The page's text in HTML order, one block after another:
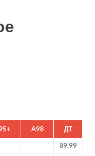
A98 ДТ
89.99